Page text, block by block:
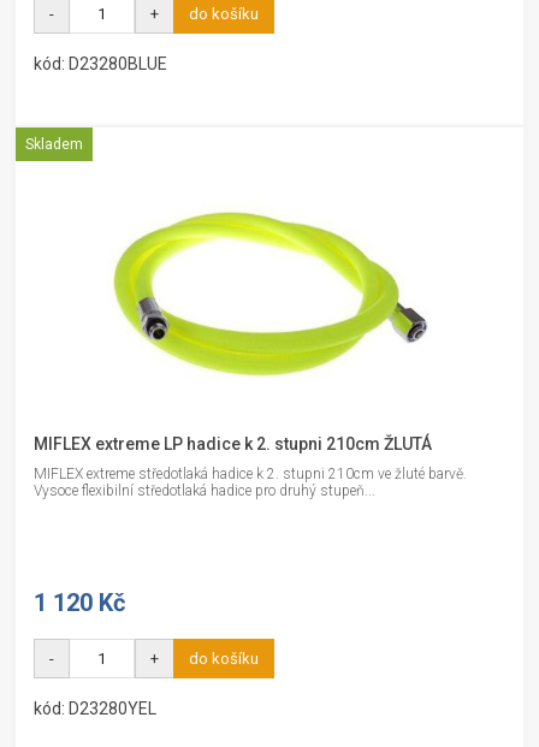
- + do košíku
kód: D23280BLUE
Skladem
MIFLEX extreme LP hadice k 2. stupni 210cm ŽLUTÁ
MIFLEX extreme středotlaká hadice k 2. stupni 210cm ve žluté barvě.
Vysoce flexibilní středotlaká hadice pro druhý stupeň...
1 120 Kč
- + do košíku
kód: D23280YEL